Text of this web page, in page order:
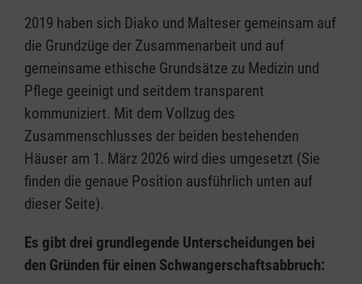
2019 haben sich Diako und Malteser gemeinsam auf
die Grundzüge der Zusammenarbeit und auf
gemeinsame ethische Grundsätze zu Medizin und
Pflege geeinigt und seitdem transparent
kommuniziert. Mit dem Vollzug des
Zusammenschlusses der beiden bestehenden
Häuser am 1. März 2026 wird dies umgesetzt (Sie
finden die genaue Position ausführlich unten auf
dieser Seite).
Es gibt drei grundlegende Unterscheidungen bei
den Gründen für einen Schwangerschaftsabbruch: